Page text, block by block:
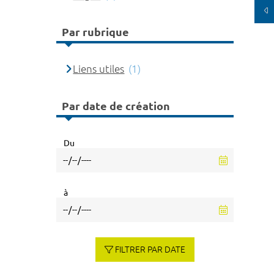
Par rubrique
Liens utiles (1)
Par date de création
Du
à
FILTRER PAR DATE